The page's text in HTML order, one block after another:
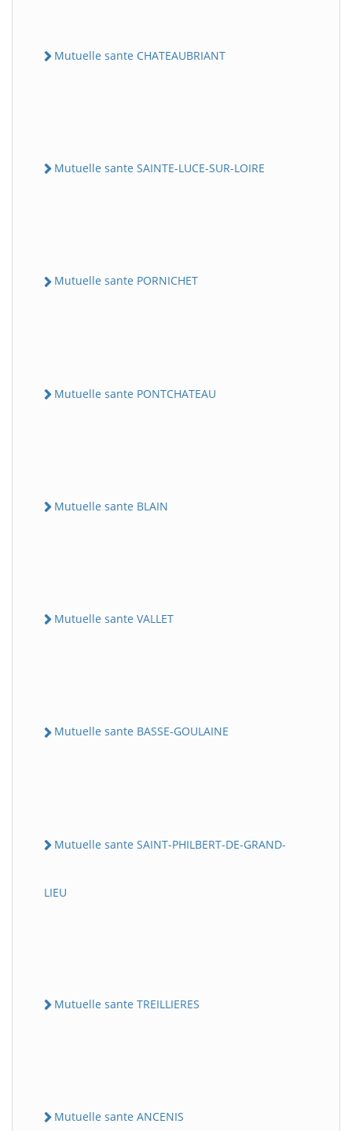
Mutuelle sante CHATEAUBRIANT
Mutuelle sante SAINTE-LUCE-SUR-LOIRE
Mutuelle sante PORNICHET
Mutuelle sante PONTCHATEAU
Mutuelle sante BLAIN
Mutuelle sante VALLET
Mutuelle sante BASSE-GOULAINE
Mutuelle sante SAINT-PHILBERT-DE-GRAND-
LIEU
Mutuelle sante TREILLIERES
Mutuelle sante ANCENIS